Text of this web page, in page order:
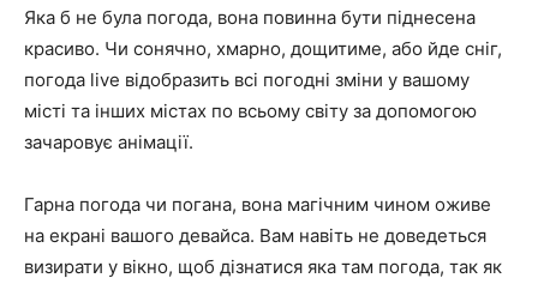
Яка б не була погода, вона повинна бути піднесена
красиво. Чи сонячно, хмарно, дощитиме, або йде сніг,
погода live відобразить всі погодні зміни у вашому
місті та інших містах по всьому світу за допомогою
зачаровує анімації.
Гарна погода чи погана, вона магічним чином оживе
на екрані вашого девайса. Вам навіть не доведеться
визирати у вікно, щоб дізнатися яка там погода, так як